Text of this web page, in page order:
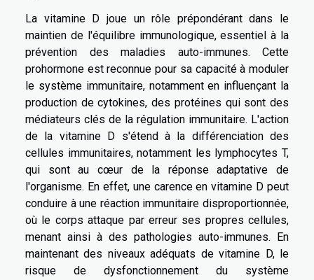
La vitamine D joue un rôle prépondérant dans le
maintien de l'équilibre immunologique, essentiel à la
prévention des maladies auto-immunes. Cette
prohormone est reconnue pour sa capacité à moduler
le système immunitaire, notamment en influençant la
production de cytokines, des protéines qui sont des
médiateurs clés de la régulation immunitaire. L'action
de la vitamine D s'étend à la différenciation des
cellules immunitaires, notamment les lymphocytes T,
qui sont au cœur de la réponse adaptative de
l'organisme. En effet, une carence en vitamine D peut
conduire à une réaction immunitaire disproportionnée,
où le corps attaque par erreur ses propres cellules,
menant ainsi à des pathologies auto-immunes. En
maintenant des niveaux adéquats de vitamine D, le
risque de dysfonctionnement du système